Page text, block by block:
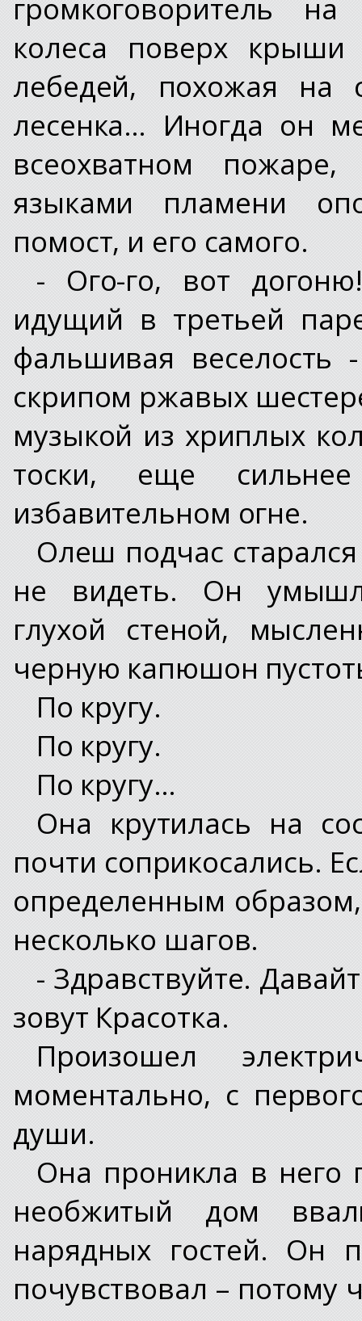
колеса поверх крыши
лебедей, похожая на
лесенка… Иногда он
всеохватном
языками пламени
помост, и его самого.
- Ого-го, вот
идущий в третьей
фальшивая
скрипом ржавых
музыкой из хриплых
тоски, еще
избавительном огне.
Олеш подчас
не видеть. Он
глухой стеной,
черную капюшон
По кругу.
По кругу.
По кругу…
Она крутилась на
почти соприкосались.
определенным
несколько шагов.
- Здравствуйте.
зовут Красотка.
Произошел
моментально, с
души.
Она проникла в него
необжитый дом
нарядных гостей. Он
почувствовал –